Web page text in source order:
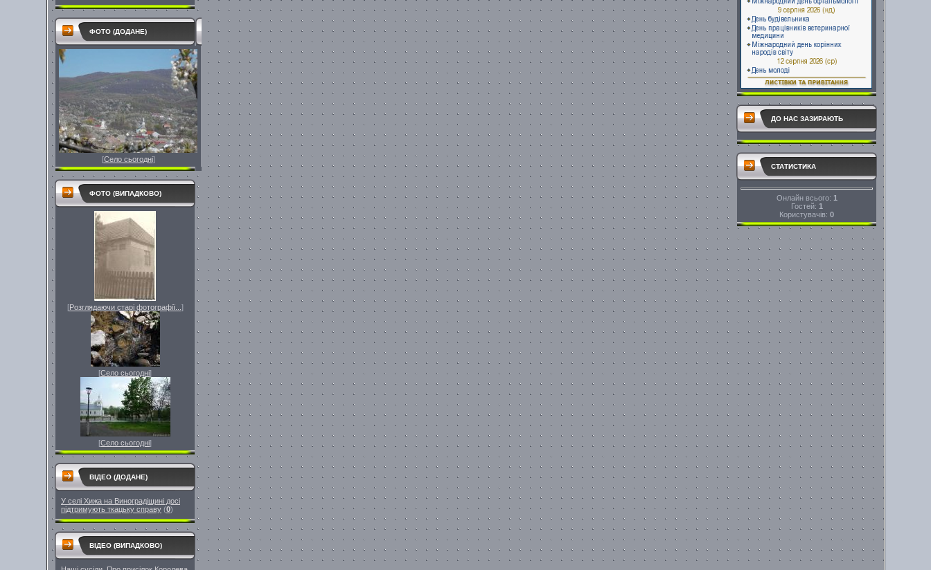
ФОТО (ДОДАНЕ)
[Село сьогодні]
ФОТО (ВИПАДКОВО)
[Розглядаючи старі фотографії... ]
[Село сьогодні]
[Село сьогодні]
ВІДЕО (ДОДАНЕ)
У селі Хижа на Виноградіщині досі
підтримують ткацьку справу (0)
ВІДЕО (ВИПАДКОВО)
ДО НАС ЗАЗИРАЮТЬ
СТАТИСТИКА
Онлайн всього: 1
Гостей: 1
Користувачів: 0